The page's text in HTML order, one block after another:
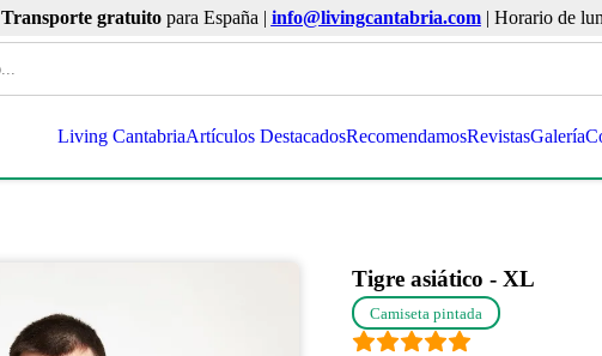
Transporte gratuitopara España | info@livingcantabria.com| Horario de
Living CantabriaArtículos DestacadosRecomendamosRevistasGalería
Tigre asiático - XL
Camiseta pintada